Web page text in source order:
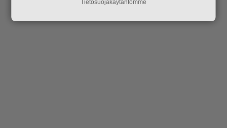
Tietosuojakäytäntömme